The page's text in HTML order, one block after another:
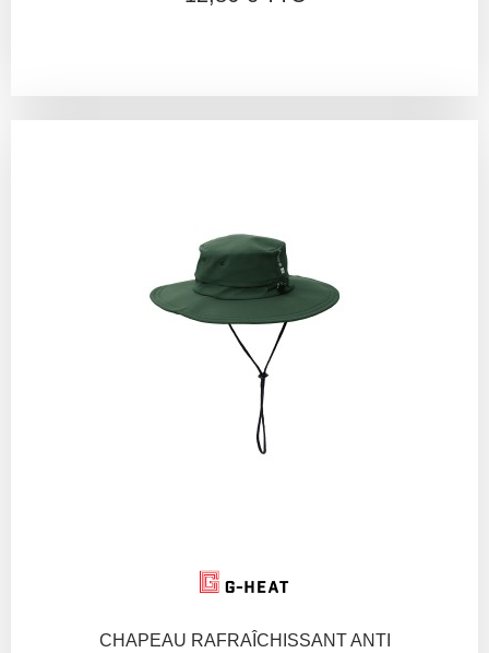
CHAPEAU RAFRAÎCHISSANT ANTI